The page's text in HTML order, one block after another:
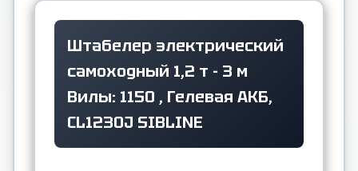
Штабелер электрический
самоходный 1,2 т - 3 м
Вилы: 1150 , Гелевая АКБ,
CL1230J SIBLINE